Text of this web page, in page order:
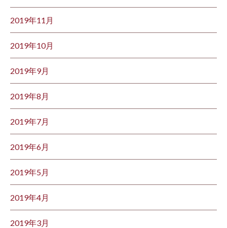
2019年11月
2019年10月
2019年9月
2019年8月
2019年7月
2019年6月
2019年5月
2019年4月
2019年3月